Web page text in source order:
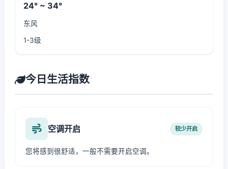
24° ~ 34°
东风
1-3级
今日生活指数
空调开启 较少开启
您将感到很舒适，一般不需要开启空调。